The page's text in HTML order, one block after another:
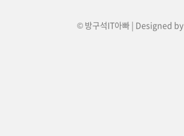
© 방구석IT아빠 | Designed by